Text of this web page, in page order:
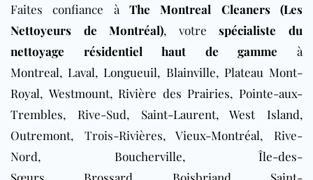
Faites confiance à The Montreal Cleaners (Les
Nettoyeurs de Montréal), votrespécialiste du
nettoyage résidentiel haut de gamme à
Montreal, Laval, Longueuil, Blainville, Plateau Mont-
Royal, Westmount, Rivière des Prairies, Pointe-aux-
Trembles, Rive-Sud, Saint-Laurent,West Island,
Outremont, Trois-Rivières,Vieux-Montréal, Rive-
Nord, Boucherville,Île-des-